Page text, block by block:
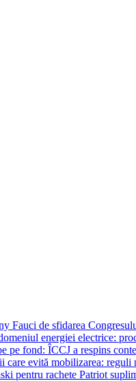
de sfidarea
energiei electrice:
pe fond: ÎCCJ a respins
care evită mobilizarea: reguli
pentru rachete Patriot